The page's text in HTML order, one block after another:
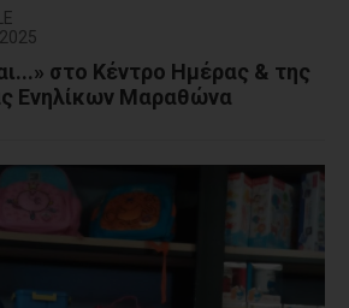
στο Κέντρο Ημέρας & της
Ενηλίκων Μαραθώνα